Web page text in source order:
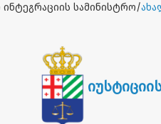
სამინისტრო/